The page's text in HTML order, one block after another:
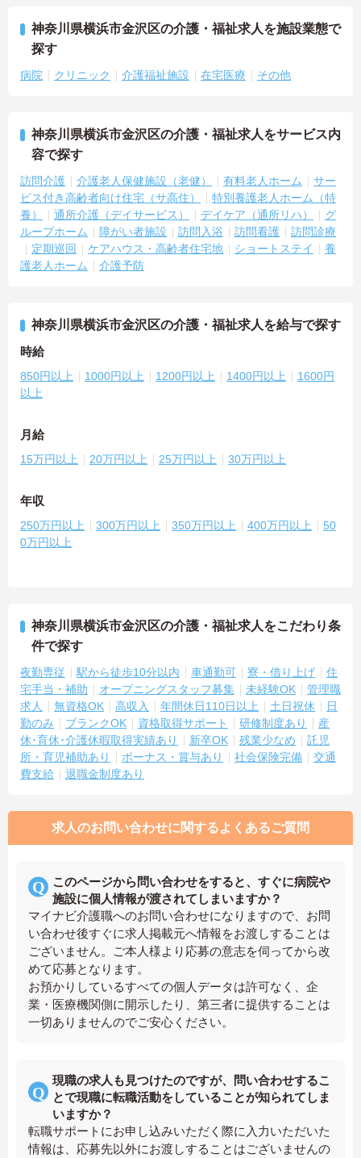
神奈川県横浜市金沢区の介護・福祉求人を施設業態で
探す
病院 クリニック 介護福祉施設 在宅医療 その他
神奈川県横浜市金沢区の介護・福祉求人をサービス内
容で探す
訪問介護 介護老人保健施設（老健） 有料老人ホーム
サー
ビス付き高齢者向け住宅（サ高住）
特別養護老人ホーム（特
養）
通所介護（デイサービス） デイケア（通所リハ）
グ
ループホーム
障がい者施設 訪問入浴 訪問看護
訪問診療
定期巡回
ケアハウス・高齢者住宅地 ショートステイ
養
護老人ホーム
介護予防
神奈川県横浜市金沢区の介護・福祉求人を給与で探す
時給
850円以上 1000円以上 1200円以上 1400円以上
1600円
以上
月給
15万円以上 20万円以上 25万円以上 30万円以上
年収
250万円以上 300万円以上 350万円以上 400万円以上
50
0万円以上
神奈川県横浜市金沢区の介護・福祉求人をこだわり条
件で探す
夜勤専従 駅から徒歩10分以内 車通勤可 寮・借り上げ
住
宅手当・補助
オープニングスタッフ募集 未経験OK
管理職
求人
無資格OK 高収入 年間休日110日以上 土日祝休
日
勤のみ
ブランクOK 資格取得サポート 研修制度あり
産
休･育休･介護休暇取得実績あり
新卒OK 残業少なめ
託児
所・育児補助あり
ボーナス・賞与あり 社会保険完備
交通
費支給
退職金制度あり
求人のお問い合わせに関するよくあるご質問
このページから問い合わせをすると、すぐに病院や
施設に個人情報が渡されてしまいますか？
マイナビ介護職へのお問い合わせになりますので、お問
い合わせ後すぐに求人掲載元へ情報をお渡しすることは
ございません。ご本人様より応募の意志を伺ってから改
めて応募となります。
お預かりしているすべての個人データは許可なく、企
業・医療機関側に開示したり、第三者に提供することは
一切ありませんのでご安心ください。
現職の求人も見つけたのですが、問い合わせするこ
とで現職に転職活動をしていることが知られてしま
いますか？
転職サポートにお申し込みいただく際に入力いただいた
情報は、応募先以外にお渡しすることはございませんの